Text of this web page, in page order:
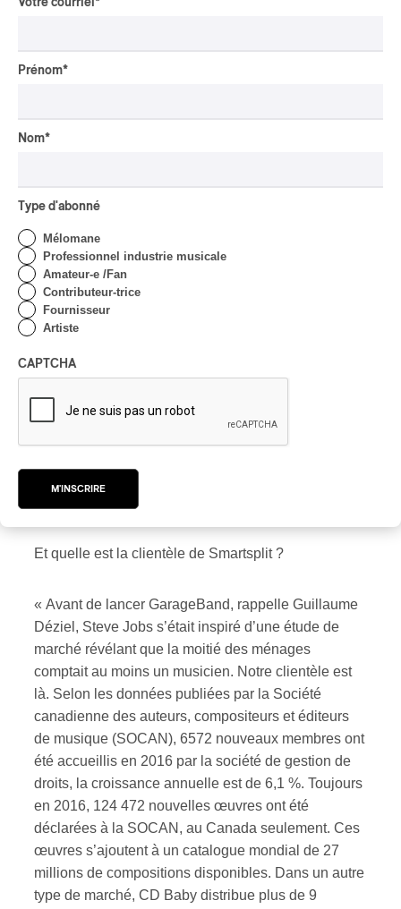
nous nous efforçons d’utiliser des termes
comptables, avocats ou éditeurs. »
Et quelle est la clientèle de Smartsplit ?
« Avant de lancer GarageBand, rappelle Guillaume
Déziel, Steve Jobs s’était inspiré d’une étude de
marché révélant que la moitié des ménages
comptait au moins un musicien. Notre clientèle est
là. Selon les données publiées par la Société
canadienne des auteurs, compositeurs et éditeurs
de musique (SOCAN), 6572 nouveaux membres ont
été accueillis en 2016 par la société de gestion de
droits, la croissance annuelle est de 6,1 %. Toujours
en 2016, 124 472 nouvelles œuvres ont été
déclarées à la SOCAN, au Canada seulement. Ces
œuvres s’ajoutent à un catalogue mondial de 27
millions de compositions disponibles. Dans un autre
type de marché, CD Baby distribue plus de 9
Prénom*
Nom*
Type d'abonné
Mélomane
Professionnel industrie musicale
Amateur-e /Fan
Contributeur-trice
Fournisseur
Artiste
CAPTCHA
M'INSCRIRE